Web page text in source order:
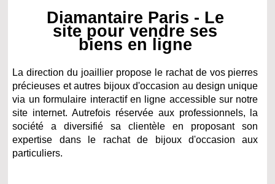
Diamantaire Paris - Le
site pour vendre ses
biens en ligne
La direction du joaillier propose le rachat de vos pierres
précieuses et autres bijoux d'occasion au design unique
via un formulaire interactif en ligne accessible sur notre
site internet. Autrefois réservée aux professionnels, la
société a diversifié sa clientèle en proposant son
expertise dans le rachat de bijoux d'occasion aux
particuliers.